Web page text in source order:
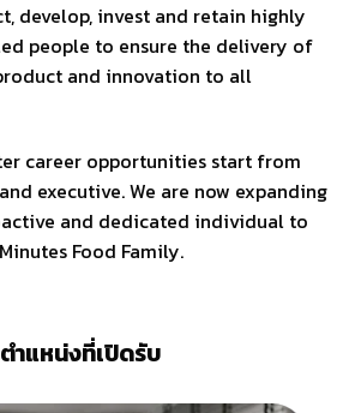
develop, invest and retain highly
people to ensure the delivery of
and innovation to all
career opportunities start from
executive. We are now expanding
and dedicated individual to
Food Family.
ตำแหน่งที่เปิดรับ